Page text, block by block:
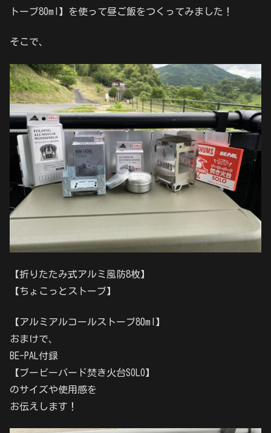
トーブ80ml】を使って昼ご飯をつくってみました！
そこで、
【折りたたみ式アルミ風防8枚】
【ちょこっとストーブ】
【アルミアルコールストーブ80ml】
おまけで、
BE-PAL付録
【ブービーバード焚き火台SOLO】
のサイズや使用感を
お伝えします！